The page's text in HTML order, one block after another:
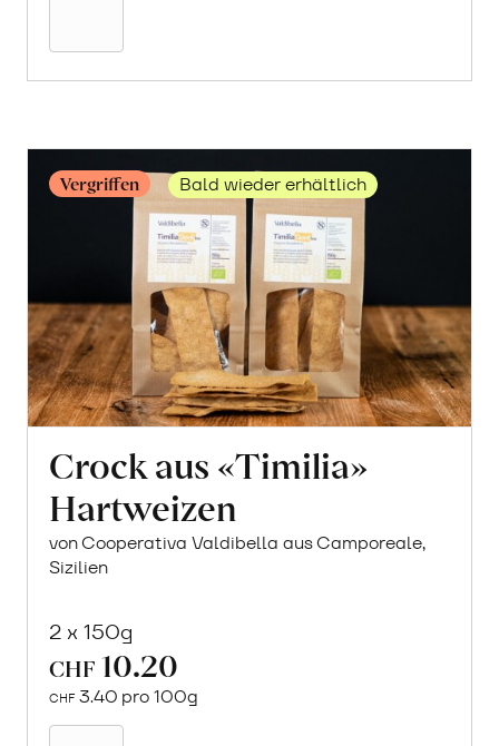
Vergriffen Bald wieder erhältlich
Crock aus «Timilia»
Hartweizen
von Cooperativa Valdibella aus Camporeale,
Sizilien
2 x 150g
CHF 10.20
CHF 3.40 pro 100g